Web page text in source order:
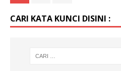
CARI KATA KUNCI DISINI :